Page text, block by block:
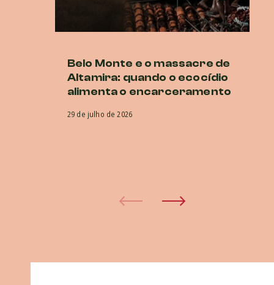
Belo Monte e o massacre de
Altamira: quando o ecocídio
alimenta o encarceramento
29 de julho de 2026